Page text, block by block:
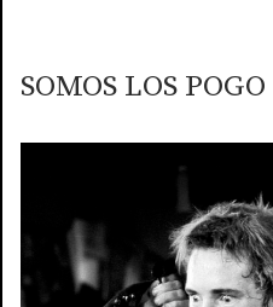
SOMOS LOS POGO